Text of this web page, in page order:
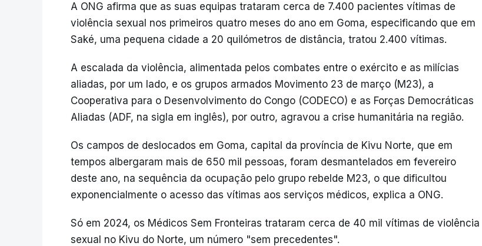
A ONG afirma que as suas equipas trataram cerca de 7.400 pacientes vítimas de
violência sexual nos primeiros quatro meses do ano em Goma, especificando que em
Saké, uma pequena cidade a 20 quilómetros de distância, tratou 2.400 vítimas.
A escalada da violência, alimentada pelos combates entre o exército e as milícias
aliadas, por um lado, e os grupos armados Movimento 23 de março (M23), a
Cooperativa para o Desenvolvimento do Congo (CODECO) e as Forças Democráticas
Aliadas (ADF, na sigla em inglês), por outro, agravou a crise humanitária na região.
Os campos de deslocados em Goma, capital da província de Kivu Norte, que em
tempos albergaram mais de 650 mil pessoas, foram desmantelados em fevereiro
deste ano, na sequência da ocupação pelo grupo rebelde M23, o que dificultou
exponencialmente o acesso das vítimas aos serviços médicos, explica a ONG.
Só em 2024, os Médicos Sem Fronteiras trataram cerca de 40 mil vítimas de violência
sexual no Kivu do Norte, um número "sem precedentes".